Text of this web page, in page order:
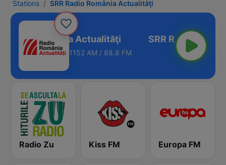
Stations SRR Radio România Actualităţi
Radio România Actualităţi
1152 AM / 88.8 FM
Radio Zu Kiss FM Europa FM